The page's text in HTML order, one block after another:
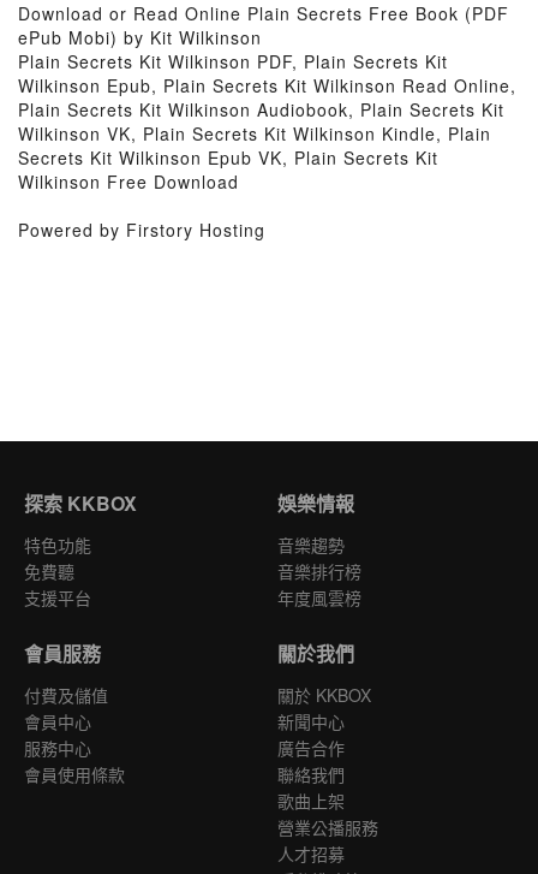
Download or Read Online Plain Secrets Free Book (PDF
ePub Mobi) by Kit Wilkinson
Plain Secrets Kit Wilkinson PDF, Plain Secrets Kit
Wilkinson Epub, Plain Secrets Kit Wilkinson Read Online,
Plain Secrets Kit Wilkinson Audiobook, Plain Secrets Kit
Wilkinson VK, Plain Secrets Kit Wilkinson Kindle, Plain
Secrets Kit Wilkinson Epub VK, Plain Secrets Kit
Wilkinson Free Download
Powered by Firstory Hosting
探索 KKBOX
特色功能
免費聽
支援平台
娛樂情報
音樂趨勢
音樂排行榜
年度風雲榜
會員服務
付費及儲值
會員中心
服務中心
會員使用條款
關於我們
關於 KKBOX
新聞中心
廣告合作
聯絡我們
歌曲上架
營業公播服務
人才招募